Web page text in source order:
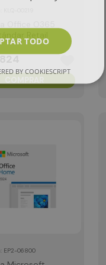
EP2-06800
TODO
BY COOKIESCRIPT